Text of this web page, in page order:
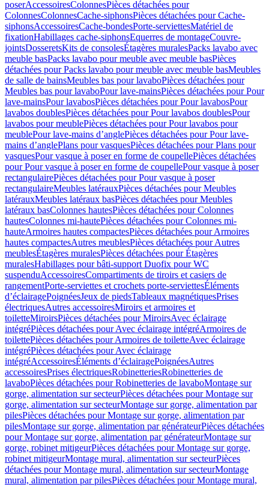
poserAccessoiresColonnesPièces détachées pour
ColonnesColonnesCache-siphonsPièces détachées pour Cache-
siphonsAccessoiresCache-bondesPorte-serviettesMatériel de
fixationHabillages cache-siphonsEquerres de montageCouvre-
jointsDosseretsKits de consolesÉtagères muralesPacks lavabo avec
meuble basPacks lavabo pour meuble avec meuble basPièces
détachées pour Packs lavabo pour meuble avec meuble basMeubles
de salle de bainsMeubles bas pour lavaboPièces détachées pour
Meubles bas pour lavaboPour lave-mainsPièces détachées pour Pour
lave-mainsPour lavabosPièces détachées pour Pour lavabosPour
lavabos doublesPièces détachées pour Pour lavabos doublesPour
lavabos pour meublePièces détachées pour Pour lavabos pour
meublePour lave-mains d’anglePièces détachées pour Pour lave-
mains d’anglePlans pour vasquesPièces détachées pour Plans pour
vasquesPour vasque à poser en forme de coupellePièces détachées
pour Pour vasque à poser en forme de coupellePour vasque à poser
rectangulairePièces détachées pour Pour vasque à poser
rectangulaireMeubles latérauxPièces détachées pour Meubles
latérauxMeubles latéraux basPièces détachées pour Meubles
latéraux basColonnes hautesPièces détachées pour Colonnes
hautesColonnes mi-hautePièces détachées pour Colonnes mi-
hauteArmoires hautes compactesPièces détachées pour Armoires
hautes compactesAutres meublesPièces détachées pour Autres
meublesÉtagères muralesPièces détachées pour Étagères
muralesHabillages pour bâti-support Duofix pour WC
suspenduAccessoiresCompartiments de tiroirs et casiers de
rangementPorte-serviettes et crochets porte-serviettesÉléments
d’éclairagePoignéesJeux de piedsTableaux magnétiquesPrises
électriquesAutres accessoiresMiroirs et armoires et
toiletteMiroirsPièces détachées pour MiroirsAvec éclairage
intégréPièces détachées pour Avec éclairage intégréArmoires de
toilettePièces détachées pour Armoires de toiletteAvec éclairage
intégréPièces détachées pour Avec éclairage
intégréAccessoiresÉléments d’éclairagePoignéesAutres
accessoiresPrises électriquesRobinetteriesRobinetteries de
lavaboPièces détachées pour Robinetteries de lavaboMontage sur
gorge, alimentation sur secteurPièces détachées pour Montage sur
gorge, alimentation sur secteurMontage sur gorge, alimentation par
pilesPièces détachées pour Montage sur gorge, alimentation par
pilesMontage sur gorge, alimentation par générateurPièces détachées
pour Montage sur gorge, alimentation par générateurMontage sur
gorge, robinet mitigeurPièces détachées pour Montage sur gorge,
robinet mitigeurMontage mural, alimentation sur secteurPièces
détachées pour Montage mural, alimentation sur secteurMontage
mural, alimentation par pilesPièces détachées pour Montage mural,